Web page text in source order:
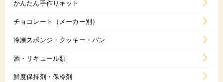
かんたん手作りキット
チョコレート（メーカー別）
冷凍スポンジ・クッキー・パン
酒・リキュール類
鮮度保持剤・保冷剤